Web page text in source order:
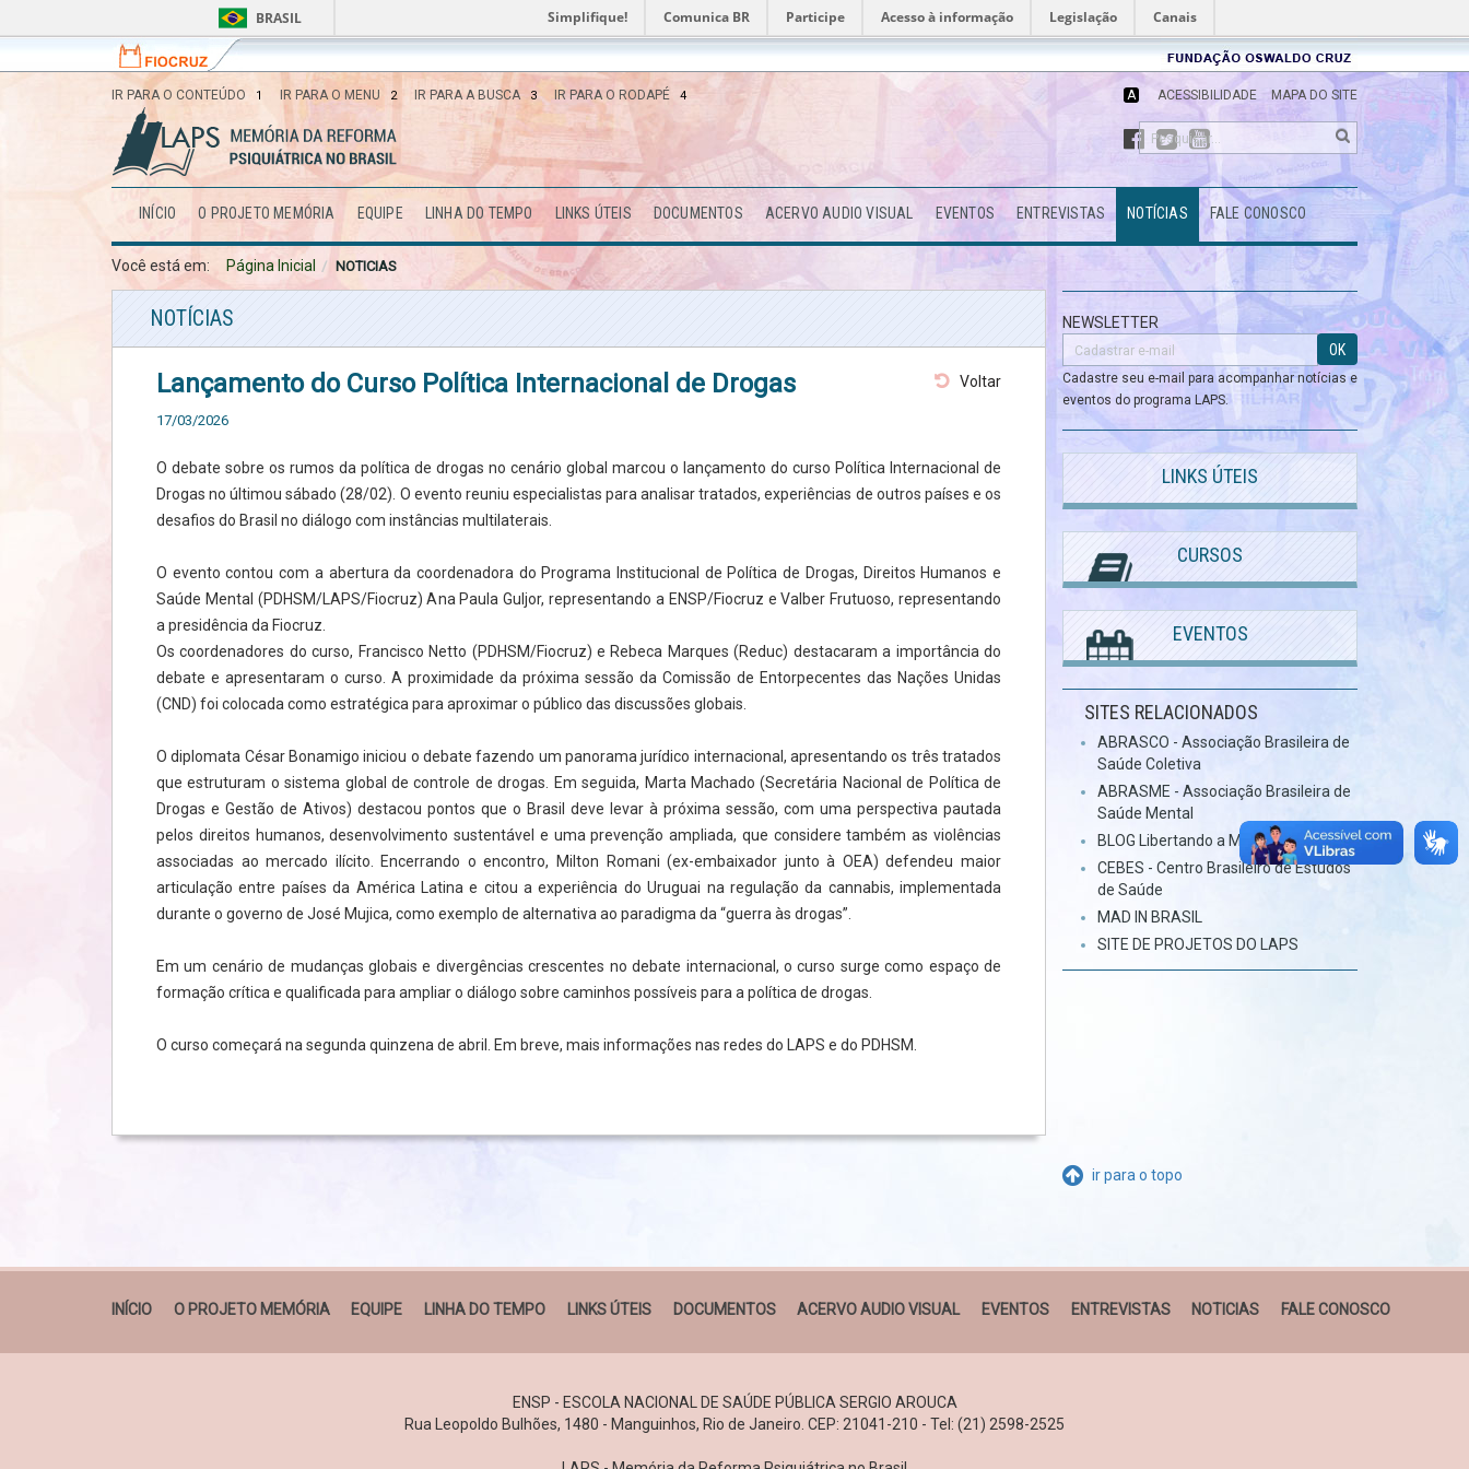
BRASIL Simplifique! Comunica BR Participe Acesso à informação Legislação Canais
Fiocruz
Fale
com
a
Fundação
Oswaldo
Cruz
IR PARA O CONTEÚDO 1 IR PARA O MENU 2 IR PARA A BUSCA 3 IR PARA O RODAPÉ 4 A ACESSIBILIDADE MAPA DO SITE
Memória da Reforma Psiquiátrica no
Brasil
INÍCIO O PROJETO MEMÓRIA EQUIPE LINHA DO TEMPO LINKS ÚTEIS DOCUMENTOS ACERVO AUDIO VISUAL EVENTOS ENTREVISTAS NOTÍCIAS FALE CONOSCO
Você está em: Página Inicial NOTICIAS
NOTÍCIAS
Voltar
Lançamento do Curso Política Internacional de Drogas
17/03/2026
O debate sobre os rumos da política de drogas no cenário global marcou o lançamento do curso Política Internacional de
Drogas no últimou sábado (28/02). O evento reuniu especialistas para analisar tratados, experiências de outros países e os
desafios do Brasil no diálogo com instâncias multilaterais.
O evento contou com a abertura da coordenadora do Programa Institucional de Política de Drogas, Direitos Humanos e
Saúde Mental (PDHSM/LAPS/Fiocruz) Ana Paula Guljor, representando a ENSP/Fiocruz e Valber Frutuoso, representando
a presidência da Fiocruz.
Os coordenadores do curso, Francisco Netto (PDHSM/Fiocruz) e Rebeca Marques (Reduc) destacaram a importância do
debate e apresentaram o curso. A proximidade da próxima sessão da Comissão de Entorpecentes das Nações Unidas
(CND) foi colocada como estratégica para aproximar o público das discussões globais.
O diplomata César Bonamigo iniciou o debate fazendo um panorama jurídico internacional, apresentando os três tratados
que estruturam o sistema global de controle de drogas. Em seguida, Marta Machado (Secretária Nacional de Política de
Drogas e Gestão de Ativos) destacou pontos que o Brasil deve levar à próxima sessão, com uma perspectiva pautada
pelos direitos humanos, desenvolvimento sustentável e uma prevenção ampliada, que considere também as violências
associadas ao mercado ilícito. Encerrando o encontro, Milton Romani (ex-embaixador junto à OEA) defendeu maior
articulação entre países da América Latina e citou a experiência do Uruguai na regulação da cannabis, implementada
durante o governo de José Mujica, como exemplo de alternativa ao paradigma da “guerra às drogas”.
Em um cenário de mudanças globais e divergências crescentes no debate internacional, o curso surge como espaço de
formação crítica e qualificada para ampliar o diálogo sobre caminhos possíveis para a política de drogas.
O curso começará na segunda quinzena de abril. Em breve, mais informações nas redes do LAPS e do PDHSM.
NEWSLETTER
OK
Cadastre seu e-mail para acompanhar notícias e
eventos do programa LAPS.
LINKS ÚTEIS
CURSOS
EVENTOS
SITES RELACIONADOS
ABRASCO - Associação Brasileira de
Saúde Coletiva
ABRASME - Associação Brasileira de
Saúde Mental
BLOG Libertando a Mente
CEBES - Centro Brasileiro de Estudos
de Saúde
MAD IN BRASIL
SITE DE PROJETOS DO LAPS
ir para o topo
INÍCIO O PROJETO MEMÓRIA EQUIPE LINHA DO TEMPO LINKS ÚTEIS DOCUMENTOS ACERVO AUDIO VISUAL EVENTOS ENTREVISTAS NOTICIAS FALE CONOSCO
ENSP - ESCOLA NACIONAL DE SAÚDE PÚBLICA SERGIO AROUCA
Rua Leopoldo Bulhões, 1480 - Manguinhos, Rio de Janeiro. CEP: 21041-210 - Tel: (21) 2598-2525